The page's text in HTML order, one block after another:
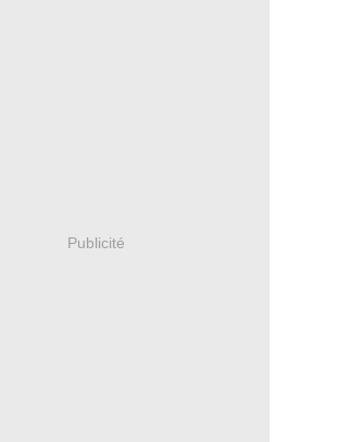
Publicité